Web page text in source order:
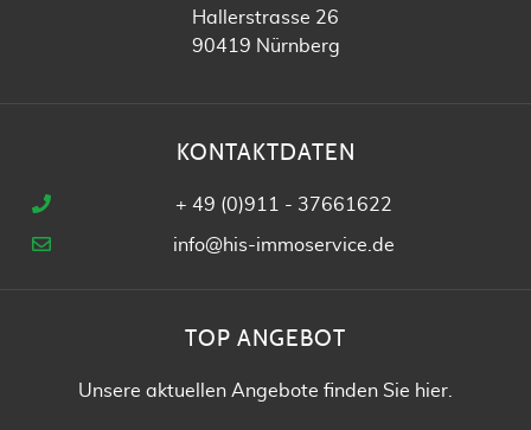
Hallerstrasse 26
90419 Nürnberg
KONTAKTDATEN
+ 49 (0)911 - 37661622
info@his-immoservice.de
TOP ANGEBOT
Unsere aktuellen Angebote finden Sie hier